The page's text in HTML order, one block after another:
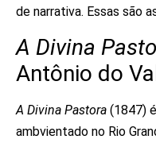
de narrativa. Essas são
A Divina
Antônio do
A Divina Pastora (1847)
ambvientado no Rio